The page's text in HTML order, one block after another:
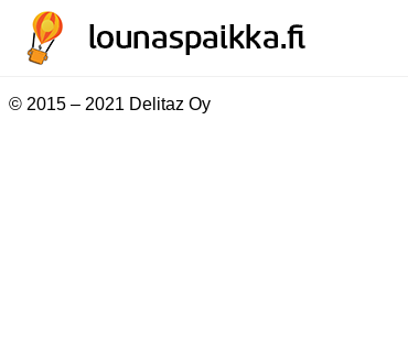
© 2015 – 2021 Delitaz Oy